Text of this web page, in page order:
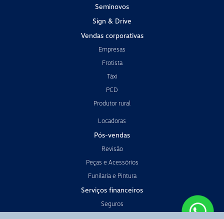
Seminovos
Sign & Drive
Vendas corporativas
Empresas
Frotista
Táxi
PCD
Produtor rural
Locadoras
Pós-vendas
Revisão
Peças e Acessórios
Funilaria e Pintura
Serviços financeiros
Seguros